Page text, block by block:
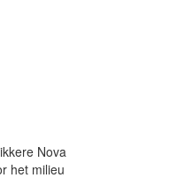
Nova
het milieu